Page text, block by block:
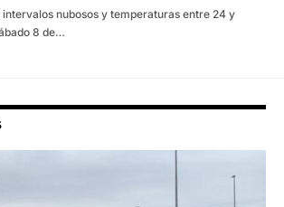
intervalos nubosos y temperaturas entre 24 y
8 de…